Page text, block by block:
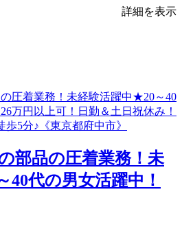
詳細を表示
部品の圧着業務！未
代の男女活躍中！